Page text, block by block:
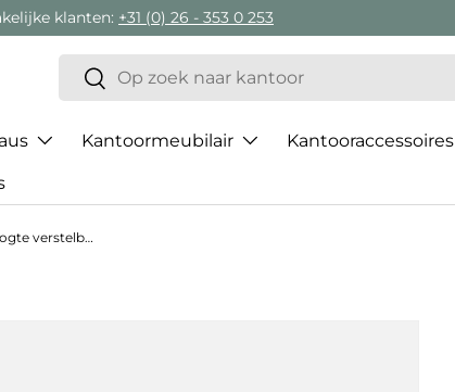
klanten: +31 (0) 26 - 353 0 253
Zoeken
Zoeken
Kantoormeubilair Kantooraccessoires
MEGA 82 G | 200x120 | hoogte verstelbaar